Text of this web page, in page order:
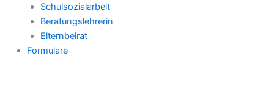
Schulsozialarbeit
Beratungslehrerin
Elternbeirat
Formulare